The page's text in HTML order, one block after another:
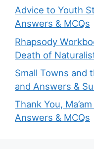
Advice to Youth
Answers & MCQs
Rhapsody
Death of
Small Towns and
and Answers &
Thank You,
Answers & MCQs